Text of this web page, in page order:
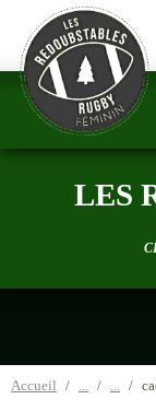
LES
Accueil
Panneau de gestion